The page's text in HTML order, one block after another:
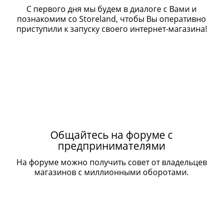
С первого дня мы будем в диалоге с Вами и
познакомим со Storeland, чтобы Вы оперативно
приступили к запуску своего интернет-магазина!
Общайтесь на форуме с
предпринимателями
На форуме можно получить совет от владельцев
магазинов с миллионными оборотами.